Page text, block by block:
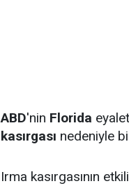
ABD'nin Florida
kasırgası nedeniyle
Irma kasırgasının